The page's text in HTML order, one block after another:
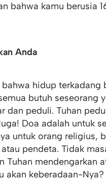
bahwa kamu berusia
Anda
bahwa hidup terkadang
butuh seseorang
dan peduli. Tuhan
Doa adalah untuk
untuk orang religius,
pendeta. Tidak
Tuhan mendengarkan
akan keberadaan-